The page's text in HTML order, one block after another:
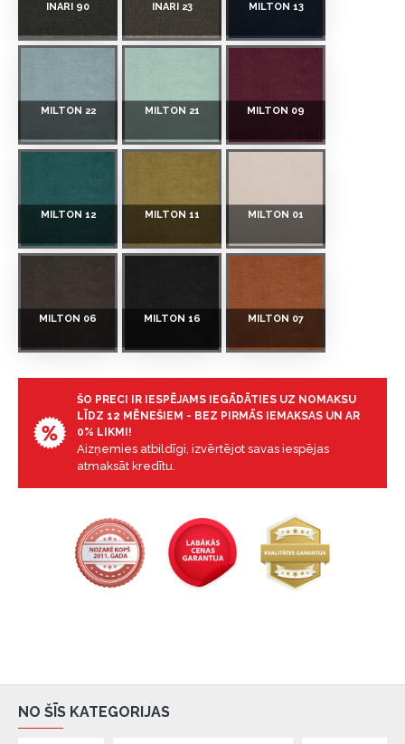
INARI 90 INARI 23 MILTON 13
MILTON 22 MILTON 21 MILTON 09
MILTON 12 MILTON 11 MILTON 01
MILTON 06 MILTON 16 MILTON 07
ŠO PRECI IR IESPĒJAMS IEGĀDĀTIES UZ NOMAKSU
LĪDZ 12 MĒNEŠIEM - BEZ PIRMĀS IEMAKSAS UN AR
0% LIKMI!
Aizņemies atbildīgi, izvērtējot savas iespējas
atmaksāt kredītu.
NO ŠĪS KATEGORIJAS